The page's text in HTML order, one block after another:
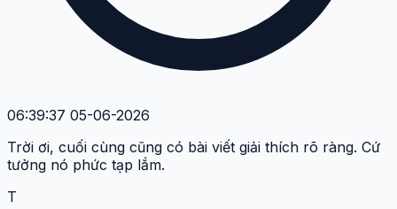
06:39:37 05-06-2026
Trời ơi, cuối cùng cũng có bài viết giải thích rõ ràng. Cứ
tưởng nó phức tạp lắm.
T